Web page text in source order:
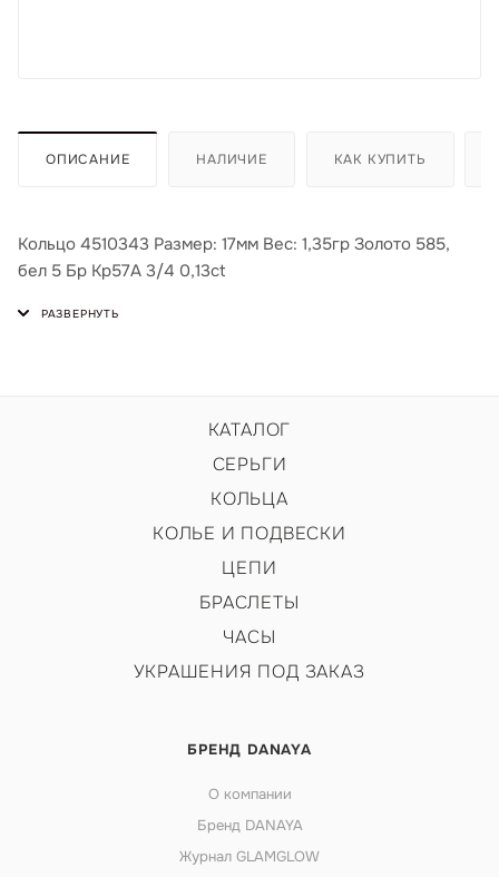
ОПИСАНИЕ НАЛИЧИЕ КАК КУПИТЬ
Кольцо 4510343 Размер: 17мм Вес: 1,35гр Золото 585,
бел 5 Бр Кр57А 3/4 0,13ct
КАТАЛОГ
СЕРЬГИ
КОЛЬЦА
КОЛЬЕ И ПОДВЕСКИ
ЦЕПИ
БРАСЛЕТЫ
ЧАСЫ
УКРАШЕНИЯ ПОД ЗАКАЗ
БРЕНД DANAYA
О компании
Бренд DANAYA
Журнал GLAMGLOW